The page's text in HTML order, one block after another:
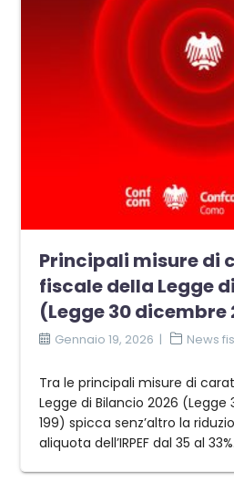
Principali misure di
fiscale della Legge
(Legge 30 dicembre
Gennaio 19, 2026 News
Tra le principali misure di
Legge di Bilancio 2026 (Legge
199) spicca senz’altro la
aliquota dell’IRPEF dal 35 al